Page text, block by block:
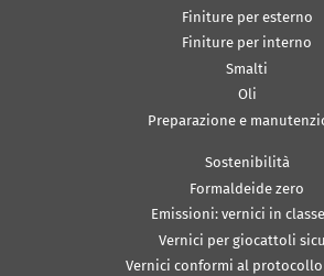
Finiture per esterno
Finiture per interno
Smalti
Oli
Preparazione e
Sostenibilità
Formaldeide zero
Emissioni: vernici in classe
Vernici per giocattoli
Vernici conformi al protocollo